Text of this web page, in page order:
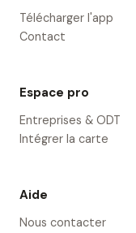
Télécharger l'app
Contact
Espace pro
Entreprises & ODT
Intégrer la carte
Aide
Nous contacter